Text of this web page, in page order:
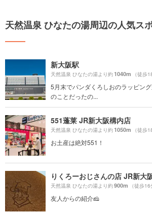
天然温泉 ひなたの湯周辺の人気ス
新大阪駅
天然温泉 ひなたの湯より約1040m （徒歩
5月末でパンダくろしおのラッピン
のことだったの...
551蓬莱 JR新大阪構内店
天然温泉 ひなたの湯より約1050m （徒歩
お土産は絶対551！
りくろーおじさんの店 JR新大
天然温泉 ひなたの湯より約900m （徒歩16
友人からの紹介🧀